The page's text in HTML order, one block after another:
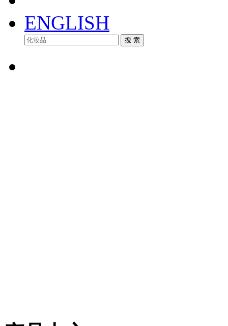
ENGLISH